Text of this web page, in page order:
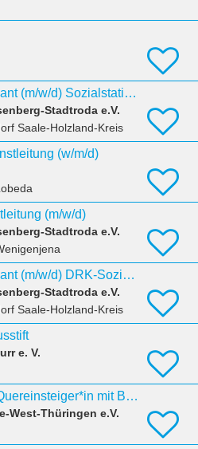
Pflegedienstleitung ambulant (m/w/d) Sozialstation Stadtroda
Stadtroda e.V.
Saale-Holzland-Kreis
(w/m/d)
(m/w/d)
Stadtroda e.V.
Pflegedienstleitung ambulant (m/w/d) DRK-Sozialstation Stadtroda
Stadtroda e.V.
Saale-Holzland-Kreis
e. V.
64/2026 Pflegehelfer*in / Quereinsteiger*in mit Berufserfahrung
West-Thüringen e.V.